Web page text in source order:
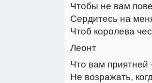
Чтобы не вам
Сердитесь на
Чтоб королева
Леонт
Что вам
Не возражать,